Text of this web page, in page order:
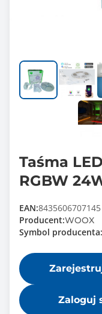
Taśma
RGBW
EAN:8435606707145
Producent:WOOX
Symbol producenta:
Zaloguj